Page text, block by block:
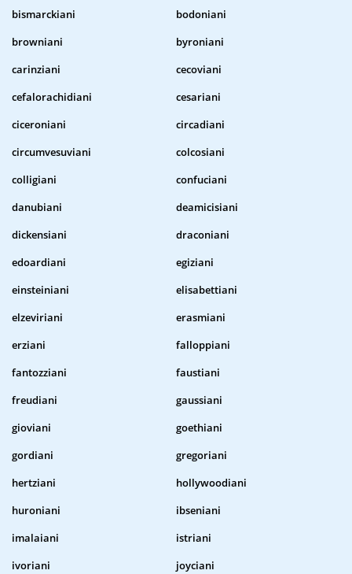
bismarckiani
bodoniani
browniani
byroniani
carinziani
cecoviani
cefalorachidiani
cesariani
ciceroniani
circadiani
circumvesuviani
colcosiani
colligiani
confuciani
danubiani
deamicisiani
dickensiani
draconiani
edoardiani
egiziani
einsteiniani
elisabettiani
elzeviriani
erasmiani
erziani
falloppiani
fantozziani
faustiani
freudiani
gaussiani
gioviani
goethiani
gordiani
gregoriani
hertziani
hollywoodiani
huroniani
ibseniani
imalaiani
istriani
ivoriani
joyciani